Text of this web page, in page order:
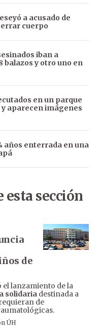
a acusado de
cuerpo
iban a
balazos y otro uno en
en un parque
aparecen imágenes
años enterrada en una
esta sección
de
el lanzamiento de la
solidaria destinada a
de
ÚH